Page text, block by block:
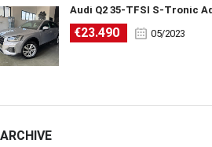
Audi Q2 35-TFSI S-Tronic
€23.490 05/2023
ARCHIVE